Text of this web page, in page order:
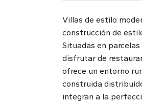
Villas de estilo
construcción de
Situadas en
disfrutar de
ofrece un entorno
construida
integran a la